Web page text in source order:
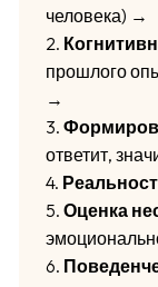
человека) →
2.
прошлого
→
3.
ответит,
4.
5. Оценка
6.